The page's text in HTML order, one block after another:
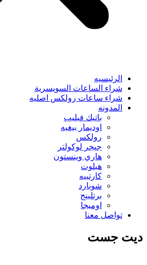
الرئيسيه
شراء الساعات السويسرية
شراء ساعات رولكس اصليه
المدونه
باتيك فيليب
اوديمار بيغيه
رولكس
جيجر لوكولتر
هاري وينستون
هبلوت
كارتييه
شوبارد
برتلينج
اوميجا
تواصل معنا
ديت جست